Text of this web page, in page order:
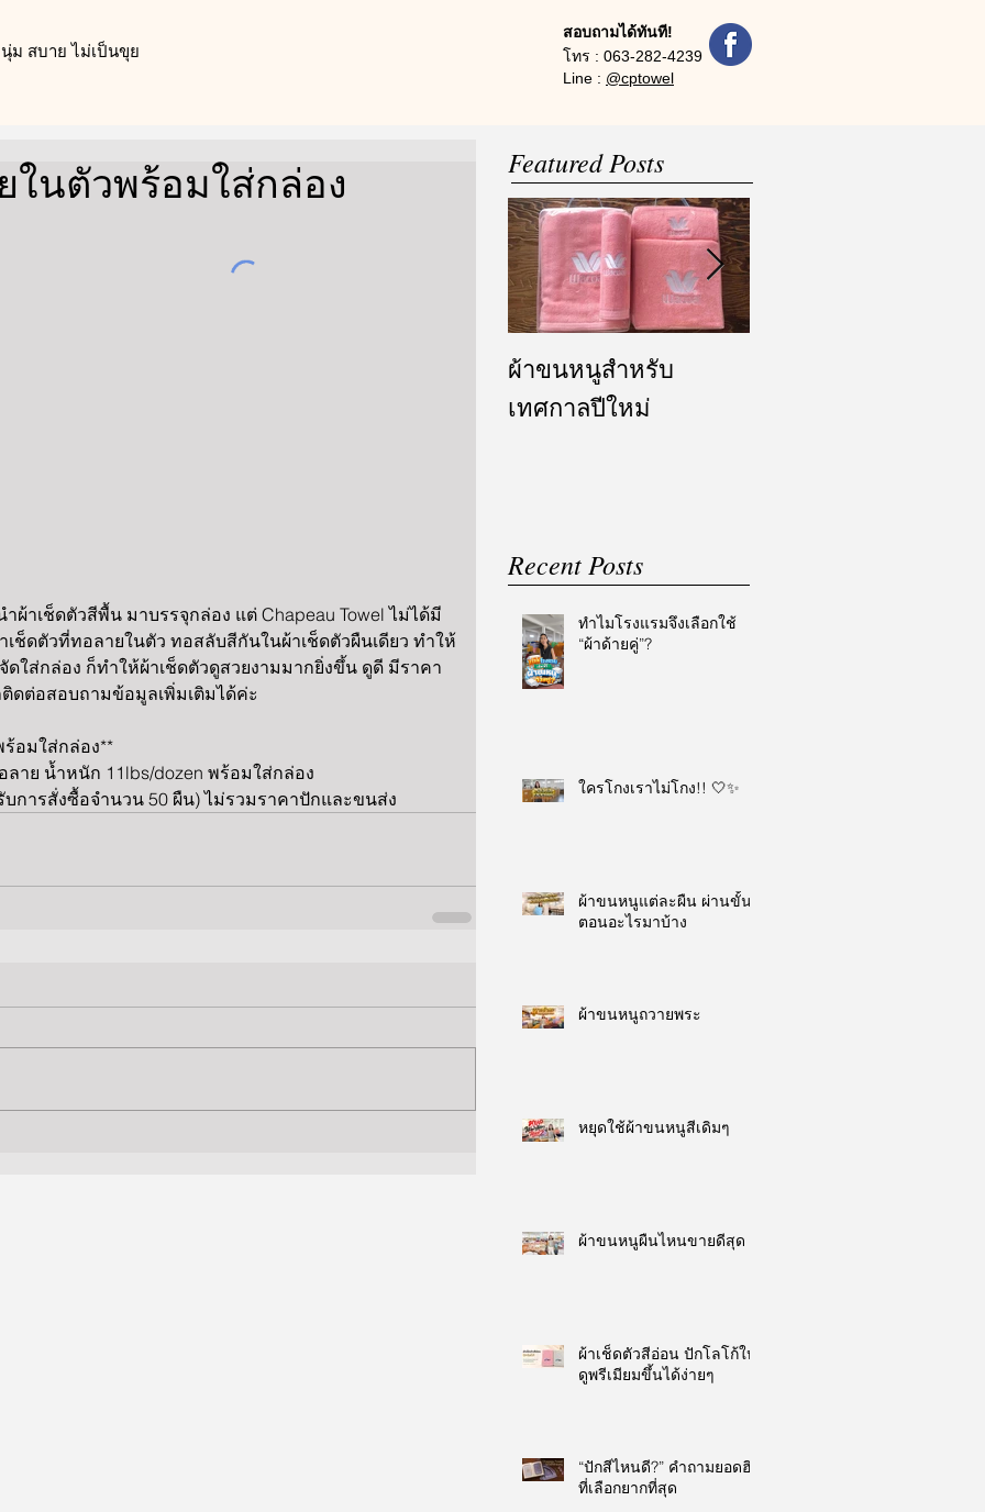
นุ่ม สบาย ไม่เป็นขุย
สอบถามได้ทันที!
โทร : 063-282-4239
Line : @cptowel
ในตัวพร้อมใส่กล่อง
ผ้าเช็ดตัวสีพื้น มาบรรจุกล่อง แต่ Chapeau Towel ไม่ได้มี
เช็ดตัวที่ทอลายในตัว ทอสลับสีกันในผ้าเช็ดตัวผืนเดียว ทำให้
ใส่กล่อง ก็ทำให้ผ้าเช็ดตัวดูสวยงามมากยิ่งขึ้น ดูดี มีราคา
ดต่อสอบถามข้อมูลเพิ่มเติมได้ค่ะ
อมใส่กล่อง**
ลาย น้ำหนัก 11lbs/dozen พร้อมใส่กล่อง
การสั่งซื้อจำนวน 50 ผืน) ไม่รวมราคาปักและขนส่ง
Featured Posts
ผ้าขนหนูสำหรับ
เทศกาลปีใหม่
Recent Posts
ทำไมโรงแรมจึงเลือกใช้
“ผ้าด้ายคู่”?
ใครโกงเราไม่โกง!! 🤍✨
ผ้าขนหนูแต่ละผืน ผ่านขั้น
ตอนอะไรมาบ้าง
ผ้าขนหนูถวายพระ
หยุดใช้ผ้าขนหนูสีเดิมๆ
ผ้าขนหนูผืนไหนขายดีสุด
ผ้าเช็ดตัวสีอ่อน ปักโลโก้ให้
ดูพรีเมียมขึ้นได้ง่ายๆ
“ปักสีไหนดี?” คำถามยอดฮิต
ที่เลือกยากที่สุด